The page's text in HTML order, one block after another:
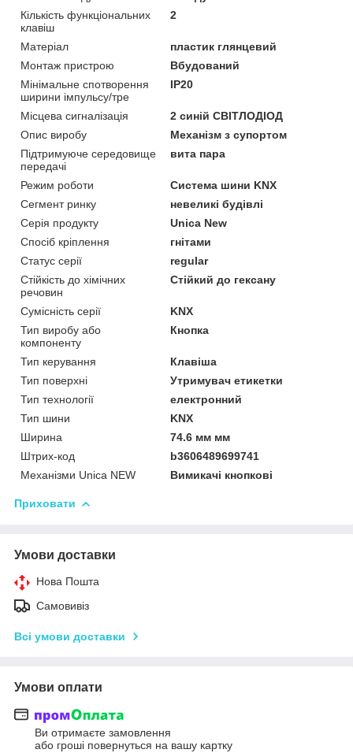
Кількість функціональних
клавіш
2
Матеріал
пластик глянцевий
Монтаж пристрою
Вбудований
Мінімальне спотворення
ширини імпульсу/тре
IP20
Місцева сигналізація
2 синій СВІТЛОДІОД
Опис виробу
Механізм з супортом
Підтримуюче середовище
передачі
вита пара
Режим роботи
Система шини KNX
Сегмент ринку
невеликі будівлі
Серія продукту
Unica New
Спосіб кріплення
гнітами
Статус серії
regular
Стійкість до хімічних
речовин
Стійкий до гексану
Сумісність серії
KNX
Тип виробу або
компоненту
Кнопка
Тип керування
Клавіша
Тип поверхні
Утримувач етикетки
Тип технології
електронний
Тип шини
KNX
Ширина
74.6 мм мм
Штрих-код
b3606489699741
Механізми Unica NEW
Вимикачі кнопкові
Приховати
Умови доставки
Нова Пошта
Самовивіз
Всі умови доставки
Умови оплати
Ви отримаєте замовлення
або гроші повернуться на вашу картку